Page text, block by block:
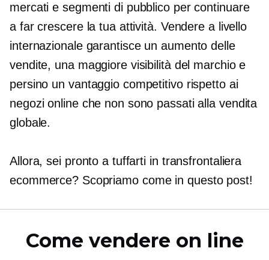
mercati e segmenti di pubblico per continuare
a far crescere la tua attività. Vendere a livello
internazionale garantisce un aumento delle
vendite, una maggiore visibilità del marchio e
persino un vantaggio competitivo rispetto ai
negozi online che non sono passati alla vendita
globale.
Allora, sei pronto a tuffarti in transfrontaliera
ecommerce? Scopriamo come in questo post!
Come vendere on line